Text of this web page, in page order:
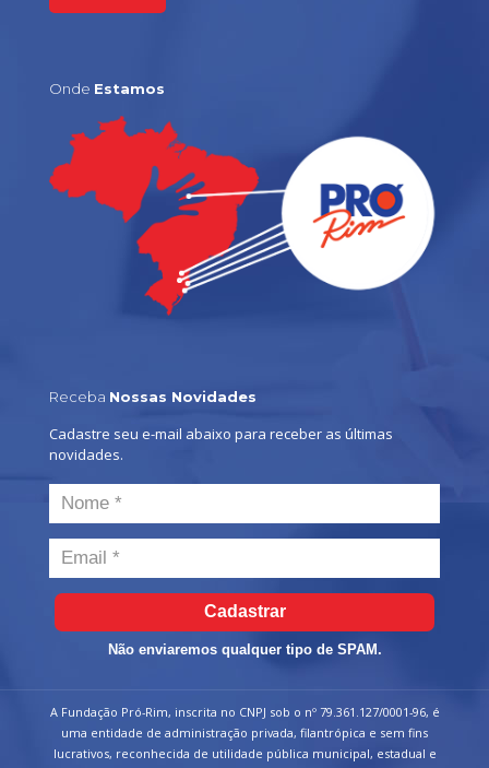
Onde Estamos
Receba Nossas Novidades
Cadastre seu e-mail abaixo para receber as últimas
novidades.
Cadastrar
Não enviaremos qualquer tipo de SPAM.
A Fundação Pró-Rim, inscrita no CNPJ sob o nº 79.361.127/0001-96, é
uma entidade de administração privada, filantrópica e sem fins
lucrativos, reconhecida de utilidade pública municipal, estadual e